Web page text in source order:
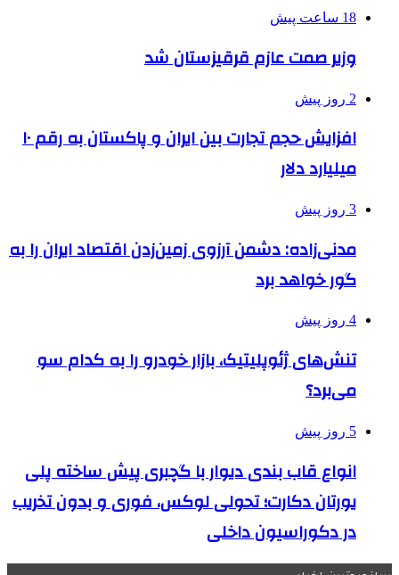
18 ساعت پیش
وزیر صمت عازم قرقیزستان شد
2 روز پیش
افزایش حجم تجارت بین ایران و پاکستان به رقم ۱۰
میلیارد دلار
3 روز پیش
مدنی‌زاده: دشمن آرزوی زمین‌زدن اقتصاد ایران را به
گور خواهد برد
4 روز پیش
تنش‌های ژئوپلیتیک، بازار خودرو را به کدام سو
می‌برد؟
5 روز پیش
انواع قاب بندی دیوار با گچبری پیش ساخته پلی
یورتان دکارت؛ تحولی لوکس، فوری و بدون تخریب
در دکوراسیون داخلی